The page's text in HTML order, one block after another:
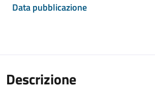
Data pubblicazione
Descrizione